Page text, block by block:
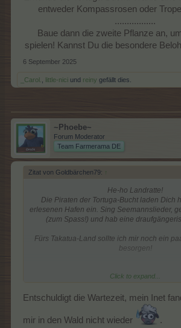
entweder Kompassrosen oder
.................
Baue dann die zweite Pflanze an,
spielen! Kannst Du die besondere
6 September 2025
_Carol., little-nici und reiny gefällt dies.
~Phoebe~
Forum Moderator
Team Farmerama DE
Zitat von Goldbärchen79: ↑
He-ho Landratte!
Die Piraten der Tortuga-Bucht laden Dich
erlesenen Hafen ein. Sing Seemannslieder,
(zum Spass!) und hab eine
Fürs Takatua-Land sollte ich mir noch ein
besorgen!
Check ! Alles notiert und jetzt geht
Click to expand...
Entschuldigt die Wartezeit, mein Inet
mir in den Wald nicht wieder .